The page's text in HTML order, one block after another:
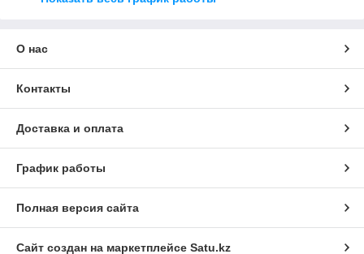
О нас
Контакты
Доставка и оплата
График работы
Полная версия сайта
Сайт создан на маркетплейсе Satu.kz